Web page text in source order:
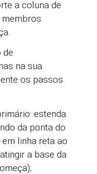
a coluna de
de
na sua
os passos
estenda
da ponta do
linha reta ao
a base da